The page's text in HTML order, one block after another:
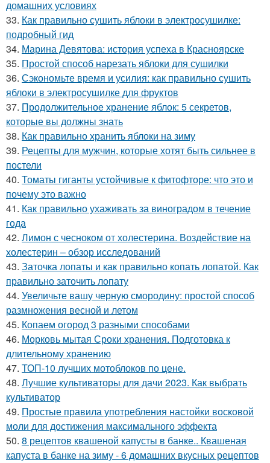
домашних условиях
33. Как правильно сушить яблоки в электросушилке:
подробный гид
34. Марина Девятова: история успеха в Красноярске
35. Простой способ нарезать яблоки для сушилки
36. Сэкономьте время и усилия: как правильно сушить
яблоки в электросушилке для фруктов
37. Продолжительное хранение яблок: 5 секретов,
которые вы должны знать
38. Как правильно хранить яблоки на зиму
39. Рецепты для мужчин, которые хотят быть сильнее в
постели
40. Томаты гиганты устойчивые к фитофторе: что это и
почему это важно
41. Как правильно ухаживать за виноградом в течение
года
42. Лимон с чесноком от холестерина. Воздействие на
холестерин – обзор исследований
43. Заточка лопаты и как правильно копать лопатой. Как
правильно заточить лопату
44. Увеличьте вашу черную смородину: простой способ
размножения весной и летом
45. Копаем огород 3 разными способами
46. Морковь мытая Сроки хранения. Подготовка к
длительному хранению
47. ТОП-10 лучших мотоблоков по цене.
48. Лучшие культиваторы для дачи 2023. Как выбрать
культиватор
49. Простые правила употребления настойки восковой
моли для достижения максимального эффекта
50. 8 рецептов квашеной капусты в банке.. Квашеная
капуста в банке на зиму - 6 домашних вкусных рецептов